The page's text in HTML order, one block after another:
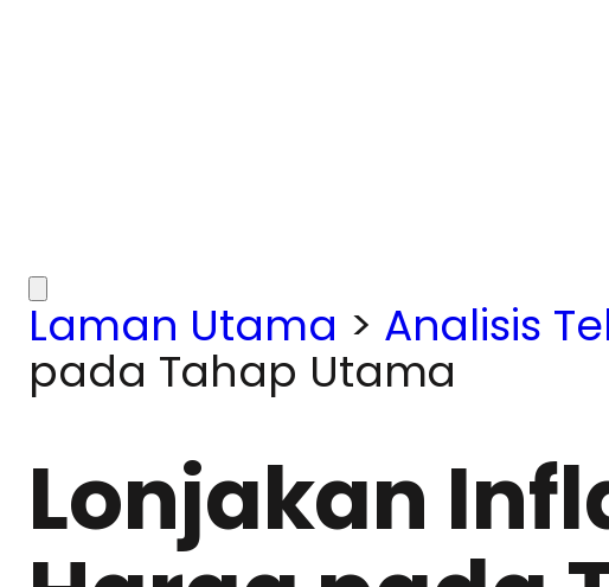
Laman Utama > Analisis
pada Tahap Utama
Lonjakan